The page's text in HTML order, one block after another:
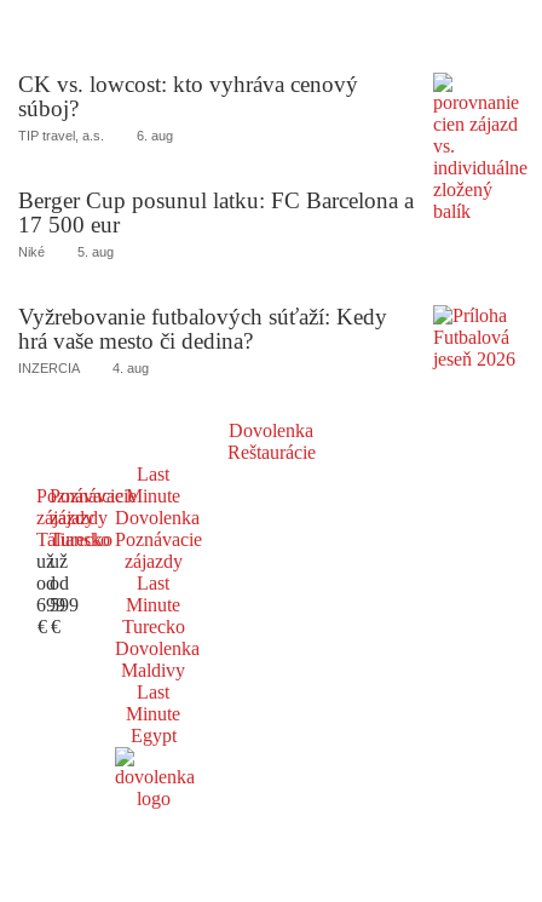
CK vs. lowcost: kto vyhráva cenový
súboj?
TIP travel, a.s. 6. aug
Berger Cup posunul latku: FC Barcelona a
17 500 eur
Niké 5. aug
Vyžrebovanie futbalových súťaží: Kedy
hrá vaše mesto či dedina?
INZERCIA 4. aug
Dovolenka
Reštaurácie
Poznávacie
zájazdy
Taliansko
už
od
699
€
Poznávacie
zájazdy
Turecko
už
od
599
€
Last
Minute
Dovolenka
Poznávacie
zájazdy
Last
Minute
Turecko
Dovolenka
Maldivy
Last
Minute
Egypt